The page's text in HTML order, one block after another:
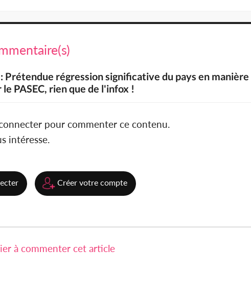
Prétendue régression significative du pays en manière
PASEC, rien que de l'infox !
pour commenter ce contenu.
intéresse.
Créer votre compte
à commenter cet article